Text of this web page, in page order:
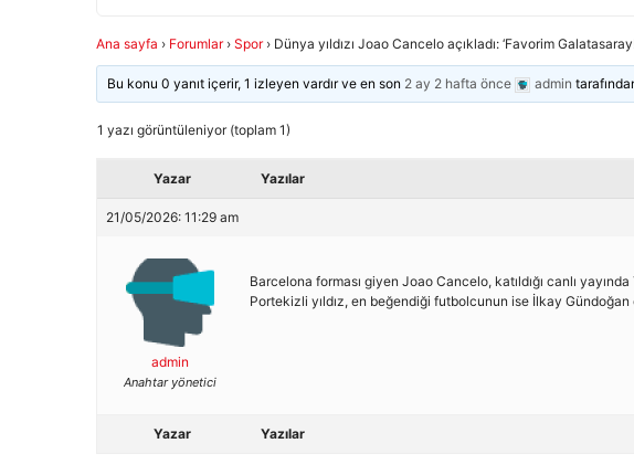
Ana sayfa › Forumlar › Spor › Dünya yıldızı Joao Cancelo açıkladı: ‘Favorim Galatasaray!
Bu konu 0 yanıt içerir, 1 izleyen vardır ve en son 2 ay 2 hafta önce admin
1 yazı görüntüleniyor (toplam 1)
Yazar Yazılar
21/05/2026: 11:29 am
admin
Anahtar yönetici
Barcelona forması giyen Joao Cancelo, katıldığı canlı
Portekizli yıldız, en beğendiği futbolcunun ise İlkay Gündoğan
Yazar Yazılar